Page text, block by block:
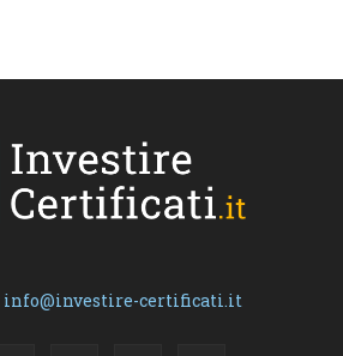
info@investire-certificati.it